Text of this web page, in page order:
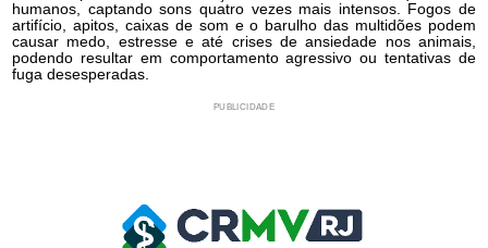
humanos, captando sons quatro vezes mais intensos. Fogos de
artifício, apitos, caixas de som e o barulho das multidões podem
causar medo, estresse e até crises de ansiedade nos animais,
podendo resultar em comportamento agressivo ou tentativas de
fuga desesperadas.
PUBLICIDADE